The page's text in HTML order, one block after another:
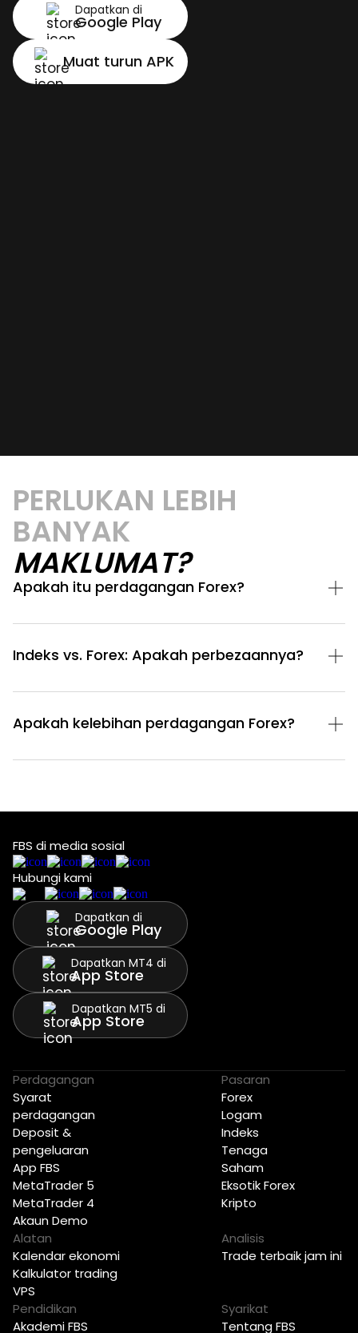
Dapatkan di
Google Play
Muat turun APK
PERLUKAN LEBIH
BANYAK
MAKLUMAT?
Apakah itu perdagangan Forex?
Indeks vs. Forex: Apakah perbezaannya?
Apakah kelebihan perdagangan Forex?
FBS di media sosial
Hubungi kami
Dapatkan di
Google Play
Dapatkan MT4 di
App Store
Dapatkan MT5 di
App Store
Perdagangan
Syarat
perdagangan
Deposit &
pengeluaran
App FBS
MetaTrader 5
MetaTrader 4
Akaun Demo
Pasaran
Forex
Logam
Indeks
Tenaga
Saham
Eksotik Forex
Kripto
Alatan
Kalendar ekonomi
Kalkulator trading
VPS
Analisis
Trade terbaik jam ini
Pendidikan
Akademi FBS
Syarikat
Tentang FBS